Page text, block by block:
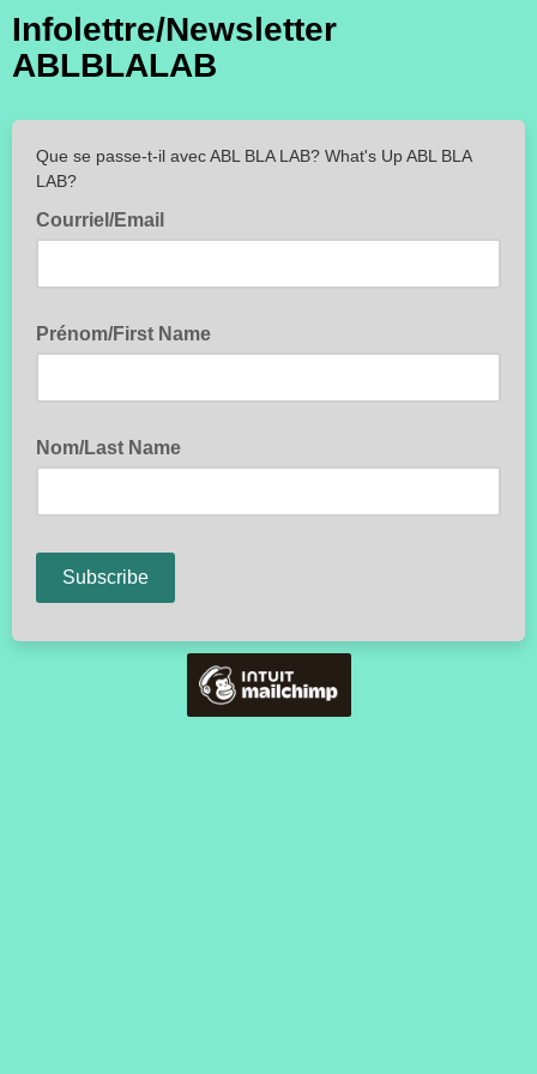
Infolettre/Newsletter
ABLBLALAB
Que se passe-t-il avec ABL BLA LAB? What's Up ABL BLA
LAB?
Courriel/Email
Prénom/First Name
Nom/Last Name